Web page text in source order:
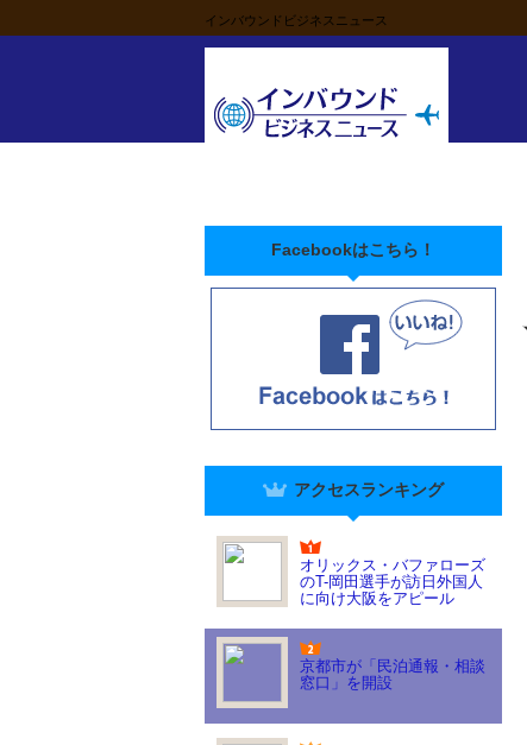
インバウンドビジネスニュース
Facebookはこちら！
アクセスランキング
オリックス・バファローズ
のT-岡田選手が訪日外国人
に向け大阪をアピール
京都市が「民泊通報・相談
窓口」を開設